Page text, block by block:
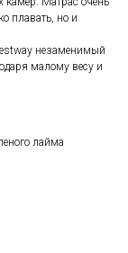
плавать, но и
незаменимый
малому весу и
лайма